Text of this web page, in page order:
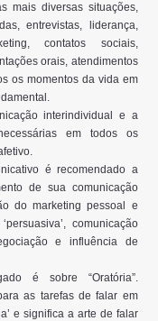
mais diversas situações,
entrevistas, liderança,
contatos sociais,
orais, atendimentos
os momentos da vida em
interindividual e a
em todos os
é recomendado a
de sua comunicação
do marketing pessoal e
comunicação
e influência de
é sobre “Oratória”.
as tarefas de falar em
e significa a arte de falar